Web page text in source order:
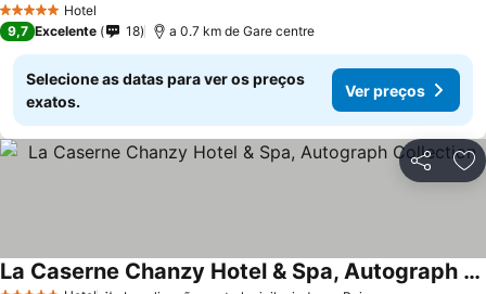
5 Estrelas Hotel
9,7 Excelente 18 a 0.7 km de Gare centre
Selecione as datas para ver os preços
exatos.
Ver preços
Partilhar
La Caserne Chanzy Hotel & Spa, Autograph Collection